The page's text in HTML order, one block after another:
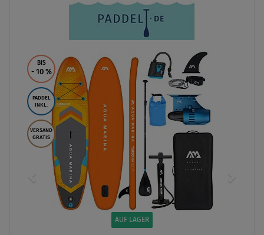
BIS
- 10 %
PADDEL
INKL.
VERSAND
GRATIS
AUF LAGER